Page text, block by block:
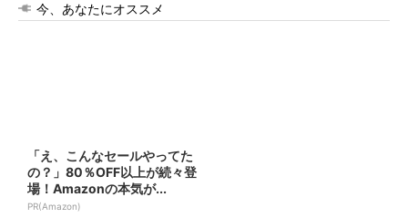
今、あなたにオススメ
「え、こんなセールやってた
の？」80％OFF以上が続々登
場！Amazonの本気が...
PR(Amazon)